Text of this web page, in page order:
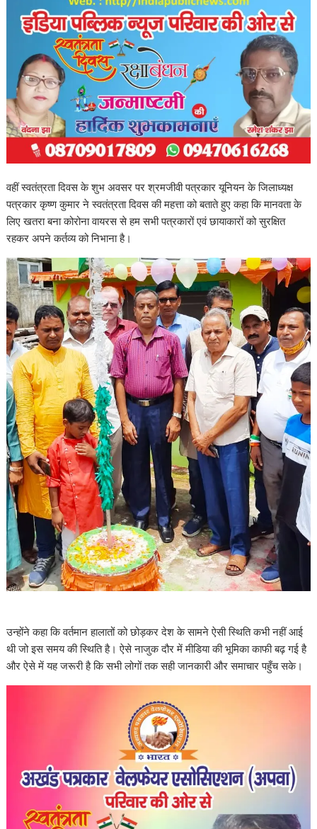
वहीं स्वतंत्रता दिवस के शुभ अवसर पर श्रमजीवी पत्रकार यूनियन के जिलाध्यक्ष
पत्रकार कृष्ण कुमार ने स्वतंत्रता दिवस की महत्ता को बताते हुए कहा कि मानवता के
लिए खतरा बना कोरोना वायरस से हम सभी पत्रकारों एवं छायाकारों को सुरक्षित
रहकर अपने कर्तव्य को निभाना है।
उन्होंने कहा कि वर्तमान हालातों को छोड़कर देश के सामने ऐसी स्थिति कभी नहीं आई
थी जो इस समय की स्थिति है। ऐसे नाजुक दौर में मीडिया की भूमिका काफी बढ़ गई है
और ऐसे में यह जरूरी है कि सभी लोगों तक सही जानकारी और समाचार पहुँच सके।